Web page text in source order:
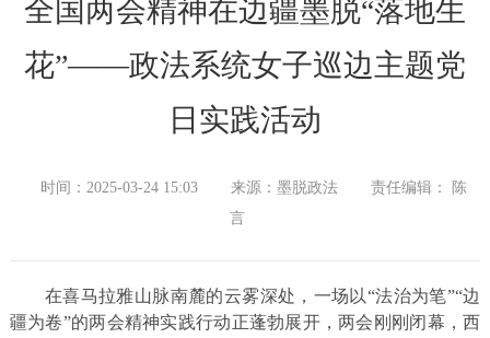
全国两会精神在边疆墨脱“落地生
花”——政法系统女子巡边主题党
日实践活动
时间：2025-03-24 15:03 来源：墨脱政法
责任编辑： 陈
言
在喜马拉雅山脉南麓的云雾深处，一场以“法治为笔”“边
疆为卷”的两会精神实践行动正蓬勃展开，两会刚刚闭幕，西